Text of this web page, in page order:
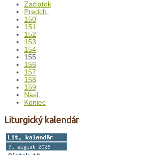
Začiatok
Predch.
150
151
152
153
154
155
156
157
158
159
Nasl.
Koniec
Liturgický kalendár